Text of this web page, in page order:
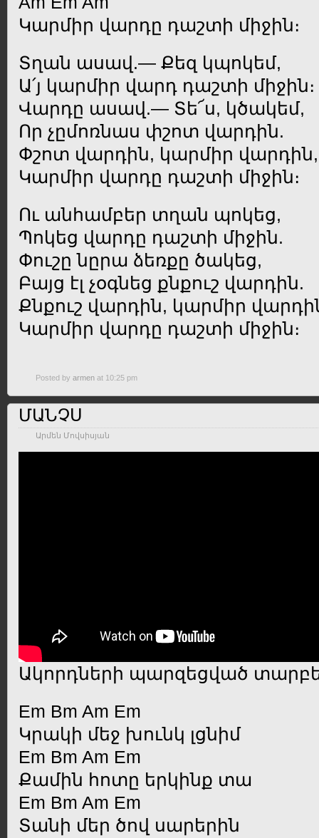
Կարմիր վարդը դաշտի միջին։
Տղան ասավ.— Քեզ կպոկեմ,
Ա՛յ կարմիր վարդ դաշտի միջին։
Վարդը ասավ.— Տե՜ս, կծակեմ,
Որ չըմոռնաս փշոտ վարդին.
Փշոտ վարդին, կարմիր վարդին,
Կարմիր վարդը դաշտի միջին։
Ու անհամբեր տղան պոկեց,
Պոկեց վարդը դաշտի միջին.
Փուշը նըրա ձեռքը ծակեց,
Բայց էլ չօգնեց քնքուշ վարդին.
Քնքուշ վարդին, կարմիր
Կարմիր վարդը դաշտի միջին։
Posted by armen at 10:25 pm
ՄԱՆՉՍ
Արմեն Մովսիսյան
Ակորդների պարզեցված
Em Bm Am Em
Կրակի մեջ խունկ լցնիմ
Em Bm Am Em
Քամին հոտը երկինք տա
Em Bm Am Em
Տանի մեր ծով սարերին